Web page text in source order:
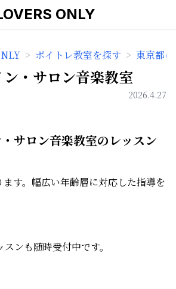
ONLY
> ボイトレ教室を探す > 東京都
・サロン音楽教室
2026.4.27
サロン音楽教室のレッスン
す。幅広い年齢層に対応した指導を
ンも随時受付中です。